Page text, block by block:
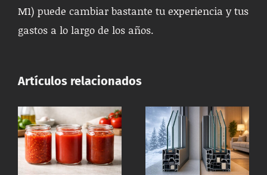
M1) puede cambiar bastante tu experiencia y tus
gastos a lo largo de los años.
Artículos relacionados